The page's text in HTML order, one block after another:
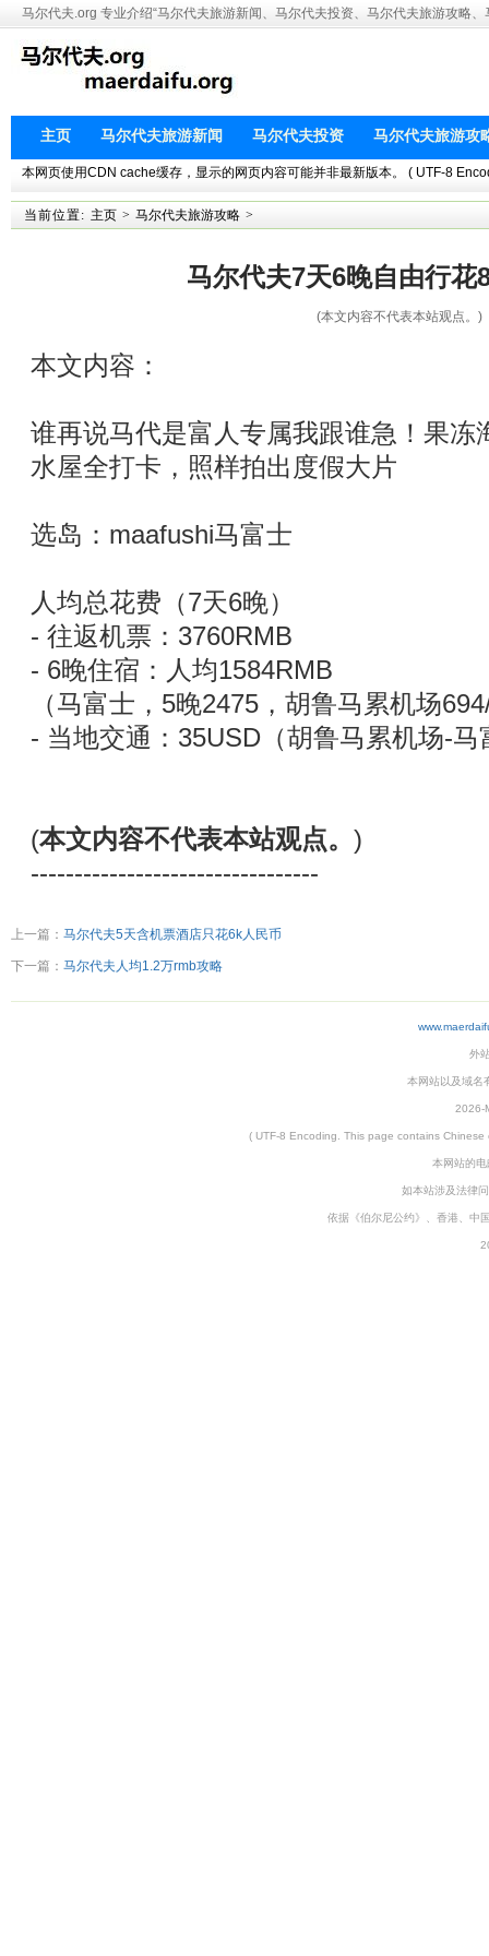
马尔代夫.org 专业介绍“马尔代夫旅游新闻、马尔代夫投资、马尔代夫旅游攻略
主页 马尔代夫旅游新闻 马尔代夫投资 马尔代夫旅游攻
本网页使用CDN cache缓存，显示的网页内容可能并非最新版本。 ( UTF-8
当前位置: 主页 > 马尔代夫旅游攻略 >
马尔代夫7天6晚自由行花
(本文内容不代表本站观点。)
本文内容：
谁再说马代是富人专属我跟谁急！果冻
水屋全打卡，照样拍出度假大片
选岛：maafushi马富士
人均总花费（7天6晚）
- 往返机票：3760RMB
​- 6晚住宿：人均1584RMB
（马富士，5晚2475，胡鲁马累机场
- 当地交通：35USD（胡鲁马累机场-马
(本文内容不代表本站观点。 )
---------------------------------
上一篇： 马尔代夫5天含机票酒店只花6k人民币
下一篇： 马尔代夫人均1.2万rmb攻略
外
本网站以及域名
2026-
( UTF-8 Encoding. This page contains Chinese
本网站的
如本站涉及法律
依据《伯尔尼公约》、香港、中